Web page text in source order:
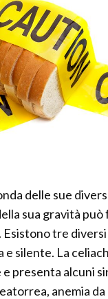
delle sue
sua gravità
tre diversi
e silente. La
presenta alcuni
anemia